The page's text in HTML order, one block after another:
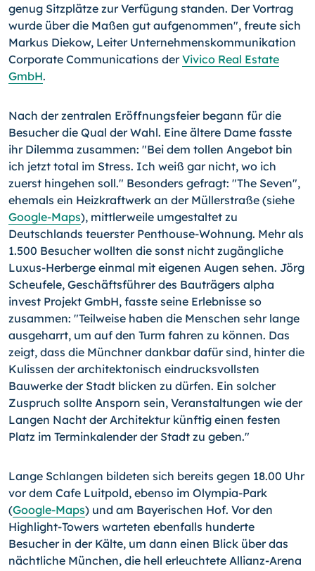
genug Sitzplätze zur Verfügung standen. Der Vortrag
wurde über die Maßen gut aufgenommen", freute sich
Markus Diekow, Leiter Unternehmenskommunikation
Corporate Communications derVivico Real Estate
GmbH.
Nach der zentralen Eröffnungsfeier begann für die
Besucher die Qual der Wahl. Eine ältere Dame fasste
ihr Dilemma zusammen: "Bei dem tollen Angebot bin
ich jetzt total im Stress. Ich weiß gar nicht, wo ich
zuerst hingehen soll." Besonders gefragt: "The Seven",
ehemals ein Heizkraftwerk an der Müllerstraße (siehe
Google-Maps), mittlerweile umgestaltet zu
Deutschlands teuerster Penthouse-Wohnung. Mehr als
1.500 Besucher wollten die sonst nicht zugängliche
Luxus-Herberge einmal mit eigenen Augen sehen. Jörg
Scheufele, Geschäftsführer des Bauträgers alpha
invest Projekt GmbH, fasste seine Erlebnisse so
zusammen: "Teilweise haben die Menschen sehr lange
ausgeharrt, um auf den Turm fahren zu können. Das
zeigt, dass die Münchner dankbar dafür sind, hinter die
Kulissen der architektonisch eindrucksvollsten
Bauwerke der Stadt blicken zu dürfen. Ein solcher
Zuspruch sollte Ansporn sein, Veranstaltungen wie der
Langen Nacht der Architektur künftig einen festen
Platz im Terminkalender der Stadt zu geben."
Lange Schlangen bildeten sich bereits gegen 18.00 Uhr
vor dem Cafe Luitpold, ebenso im Olympia-Park
(Google-Maps) und am Bayerischen Hof. Vor den
Highlight-Towers warteten ebenfalls hunderte
Besucher in der Kälte, um dann einen Blick über das
nächtliche München, die hell erleuchtete Allianz-Arena